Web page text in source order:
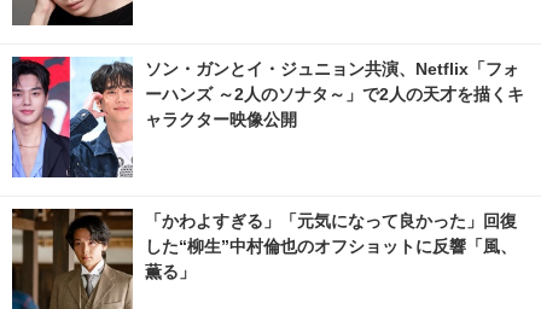
ソン・ガンとイ・ジュニョン共演、Netflix「フォ
ーハンズ ～2人のソナタ～」で2人の天才を描くキ
ャラクター映像公開
「かわよすぎる」「元気になって良かった」回復
した“柳生”中村倫也のオフショットに反響「風、
薫る」